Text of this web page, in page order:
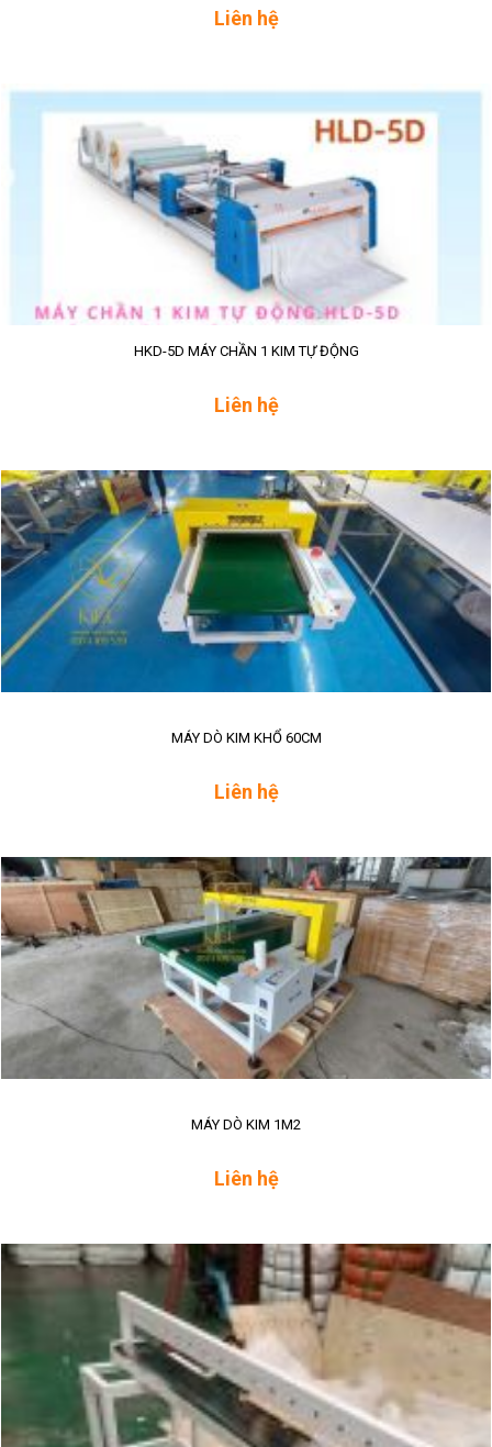
Liên hệ
HKD-5D MÁY CHẦN 1 KIM TỰ ĐỘNG
Liên hệ
MÁY DÒ KIM KHỔ 60CM
Liên hệ
MÁY DÒ KIM 1M2
Liên hệ